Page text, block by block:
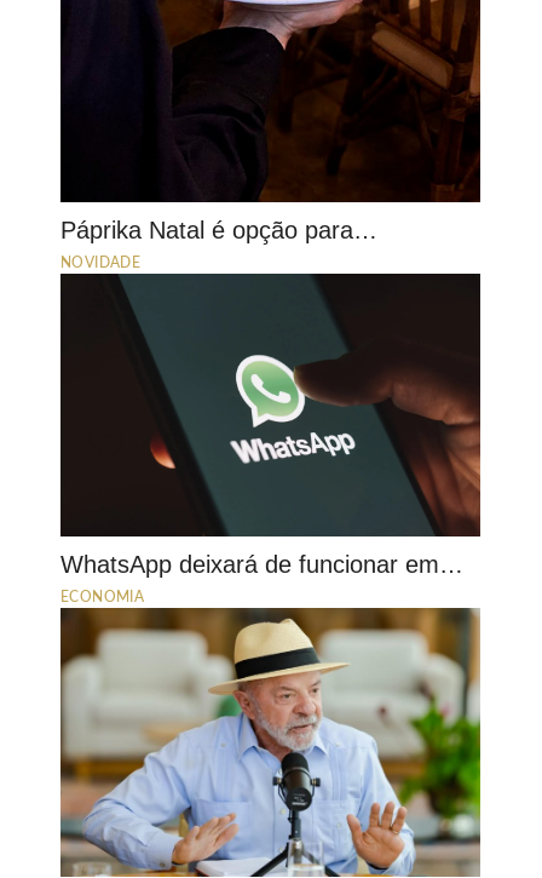
Páprika Natal é opção para…
NOVIDADE
WhatsApp deixará de funcionar em…
ECONOMIA